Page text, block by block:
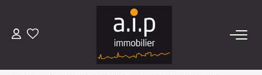
ACHETER